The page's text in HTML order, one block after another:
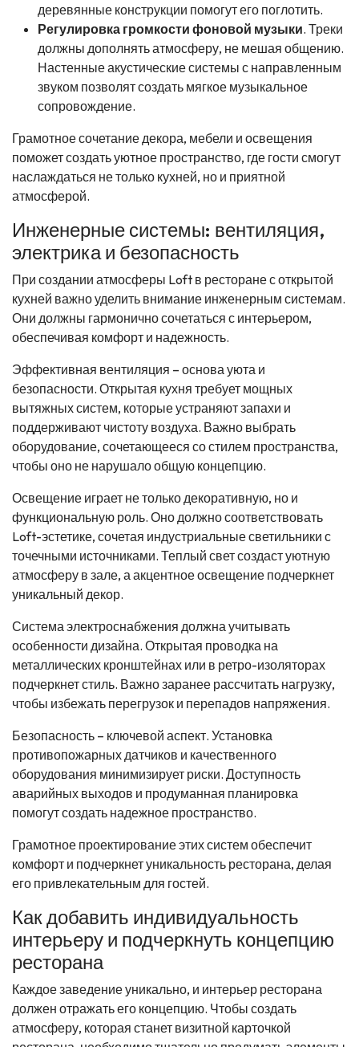
деревянные конструкции помогут его поглотить.
Регулировка громкости фоновой музыки. Треки
должны дополнять атмосферу, не мешая общению.
Настенные акустические системы с направленным
звуком позволят создать мягкое музыкальное
сопровождение.
Грамотное сочетание декора, мебели и освещения
поможет создать уютное пространство, где гости смогут
наслаждаться не только кухней, но и приятной
атмосферой.
Инженерные системы: вентиляция,
электрика и безопасность
При создании атмосферы Loft в ресторане с открытой
кухней важно уделить внимание инженерным системам.
Они должны гармонично сочетаться с интерьером,
обеспечивая комфорт и надежность.
Эффективная вентиляция – основа уюта и
безопасности. Открытая кухня требует мощных
вытяжных систем, которые устраняют запахи и
поддерживают чистоту воздуха. Важно выбрать
оборудование, сочетающееся со стилем пространства,
чтобы оно не нарушало общую концепцию.
Освещение играет не только декоративную, но и
функциональную роль. Оно должно соответствовать
Loft-эстетике, сочетая индустриальные светильники с
точечными источниками. Теплый свет создаст уютную
атмосферу в зале, а акцентное освещение подчеркнет
уникальный декор.
Система электроснабжения должна учитывать
особенности дизайна. Открытая проводка на
металлических кронштейнах или в ретро-изоляторах
подчеркнет стиль. Важно заранее рассчитать нагрузку,
чтобы избежать перегрузок и перепадов напряжения.
Безопасность – ключевой аспект. Установка
противопожарных датчиков и качественного
оборудования минимизирует риски. Доступность
аварийных выходов и продуманная планировка
помогут создать надежное пространство.
Грамотное проектирование этих систем обеспечит
комфорт и подчеркнет уникальность ресторана, делая
его привлекательным для гостей.
Как добавить индивидуальность
интерьеру и подчеркнуть концепцию
ресторана
Каждое заведение уникально, и интерьер ресторана
должен отражать его концепцию. Чтобы создать
атмосферу, которая станет визитной карточкой